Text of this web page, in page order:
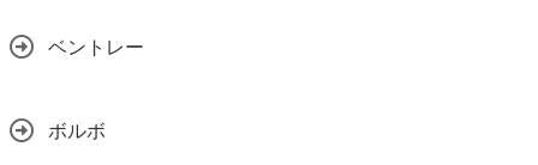
ベントレー
ボルボ